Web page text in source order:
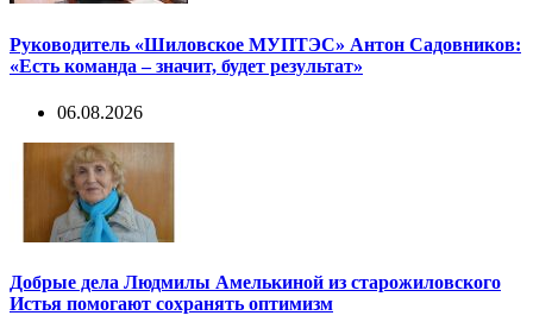
Руководитель «Шиловское МУПТЭС» Антон Садовников:
«Есть команда – значит, будет результат»
06.08.2026
Добрые дела Людмилы Амелькиной из старожиловского
Истья помогают сохранять оптимизм